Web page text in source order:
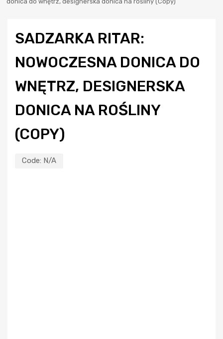
SADZARKA RITAR:
NOWOCZESNA DONICA DO
WNĘTRZ, DESIGNERSKA
DONICA NA ROŚLINY
(COPY)
Code: N/A